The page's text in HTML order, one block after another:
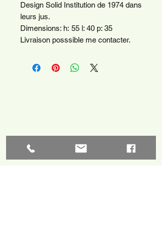
Design Solid Institution de 1974 dans
leurs jus.
Dimensions: h: 55 l: 40 p: 35
Livraison posssible me contacter.